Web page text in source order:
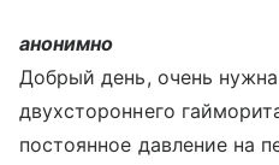
анонимно
Добрый день, очень
двухстороннего
постоянное давление на